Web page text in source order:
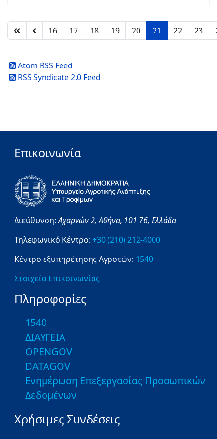
16 17 18 19 20 21 22 23
Atom RSS Feed
RSS Syndicate 2.0 Feed
Επικοινωνία
Διεύθυνση:Αχαρνών 2,Αθήνα, 101 76, Ελλάδα
Τηλεφωνικό Κέντρο: +30 (210) 212-4000
Κέντρο εξυπηρέτησης Αγροτών: 1540
Στοιχεία Επικοινωνίας
Πληροφορίες
1540
ΔΙΑΥΓΕΙΑ
OPENGOV
DATAGOV
Ενημέρωση Επεξεργασίας Προσωπικών
Δεδομένων
Χρήσιμες Συνδέσεις